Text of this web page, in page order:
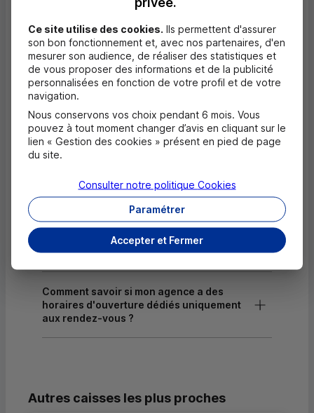
Dépôt valorisé de billets EUR
Retrait de rouleaux de monnaie EUR
Dépôt de monnaie EUR
Dépôt valorisé de chèques EUR
Dépôt de chèques EUR
Quels documents sont nécessaires à
l'ouverture d'un compte pour un majeur ?
Où trouver les numéros d'urgence ?
Comment savoir si mon agence a des
horaires d'ouverture dédiés uniquement
aux rendez-vous ?
Autres caisses les plus proches
Ce site utilise des cookies. Ils permettent d'assurer
son bon fonctionnement et, avec nos partenaires, d'en
mesurer son audience, de réaliser des statistiques et
de vous proposer des informations et de la publicité
personnalisées en fonction de votre profil et de votre
navigation.
Nous conservons vos choix pendant 6 mois. Vous
pouvez à tout moment changer d’avis en cliquant sur le
lien « Gestion des cookies » présent en pied de page
du site.
Accepter et Fermer
Paramétrer
Consulter notre politique Cookies